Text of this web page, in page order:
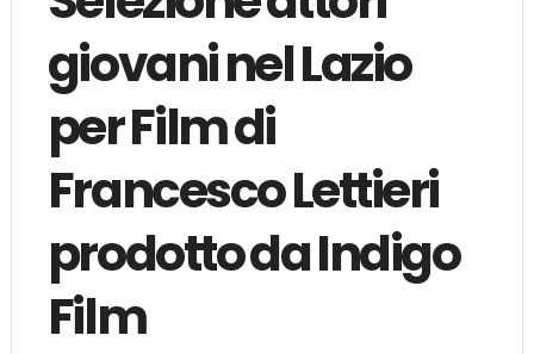
giovani nel Lazio
per Film di
Francesco Lettieri
prodotto da Indigo
Film